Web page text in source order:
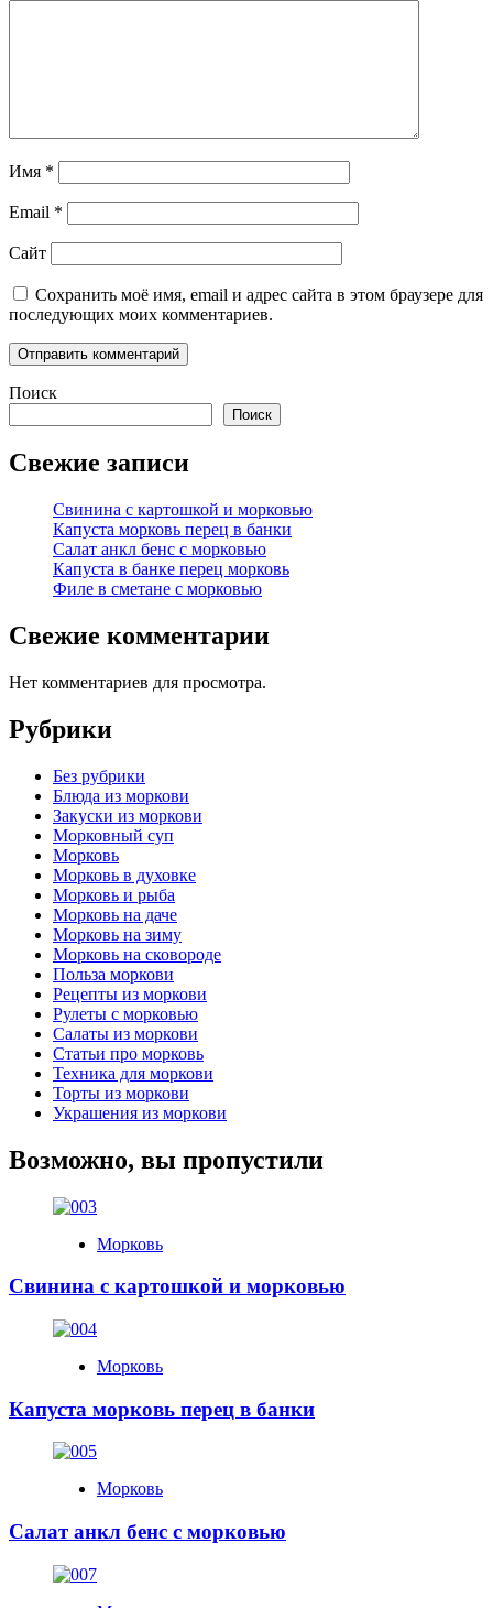
Имя *
Email *
Сайт
Сохранить моё имя, email и адрес сайта в этом браузере для
последующих моих комментариев.
Поиск
Поиск
Свежие записи
Свинина с картошкой и морковью
Капуста морковь перец в банки
Салат анкл бенс с морковью
Капуста в банке перец морковь
Филе в сметане с морковью
Свежие комментарии
Нет комментариев для просмотра.
Рубрики
Без рубрики
Блюда из моркови
Закуски из моркови
Морковный суп
Морковь
Морковь в духовке
Морковь и рыба
Морковь на даче
Морковь на зиму
Морковь на сковороде
Польза моркови
Рецепты из моркови
Рулеты с морковью
Салаты из моркови
Статьи про морковь
Техника для моркови
Торты из моркови
Украшения из моркови
Возможно, вы пропустили
Морковь
Свинина с картошкой и морковью
Морковь
Капуста морковь перец в банки
Морковь
Салат анкл бенс с морковью